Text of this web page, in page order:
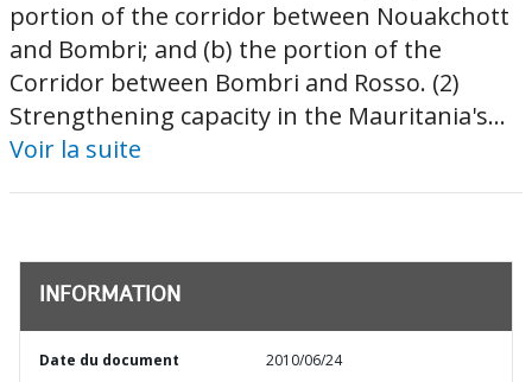
portion of the corridor between Nouakchott
and Bombri; and (b) the portion of the
Corridor between Bombri and Rosso. (2)
Strengthening capacity in the Mauritania's...
Voir la suite
INFORMATION
Date du document 2010/06/24